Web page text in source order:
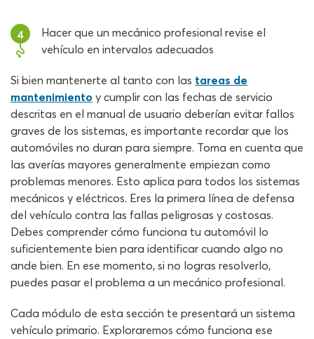
4
Hacer que un mecánico profesional revise el
vehículo en intervalos adecuados
Si bien mantenerte al tanto con las tareas de
mantenimiento y cumplir con las fechas de servicio
descritas en el manual de usuario deberían evitar fallos
graves de los sistemas, es importante recordar que los
automóviles no duran para siempre. Toma en cuenta que
las averías mayores generalmente empiezan como
problemas menores. Esto aplica para todos los sistemas
mecánicos y eléctricos. Eres la primera línea de defensa
del vehículo contra las fallas peligrosas y costosas.
Debes comprender cómo funciona tu automóvil lo
suficientemente bien para identificar cuando algo no
ande bien. En ese momento, si no logras resolverlo,
puedes pasar el problema a un mecánico profesional.
Cada módulo de esta sección te presentará un sistema
vehículo primario. Exploraremos cómo funciona ese